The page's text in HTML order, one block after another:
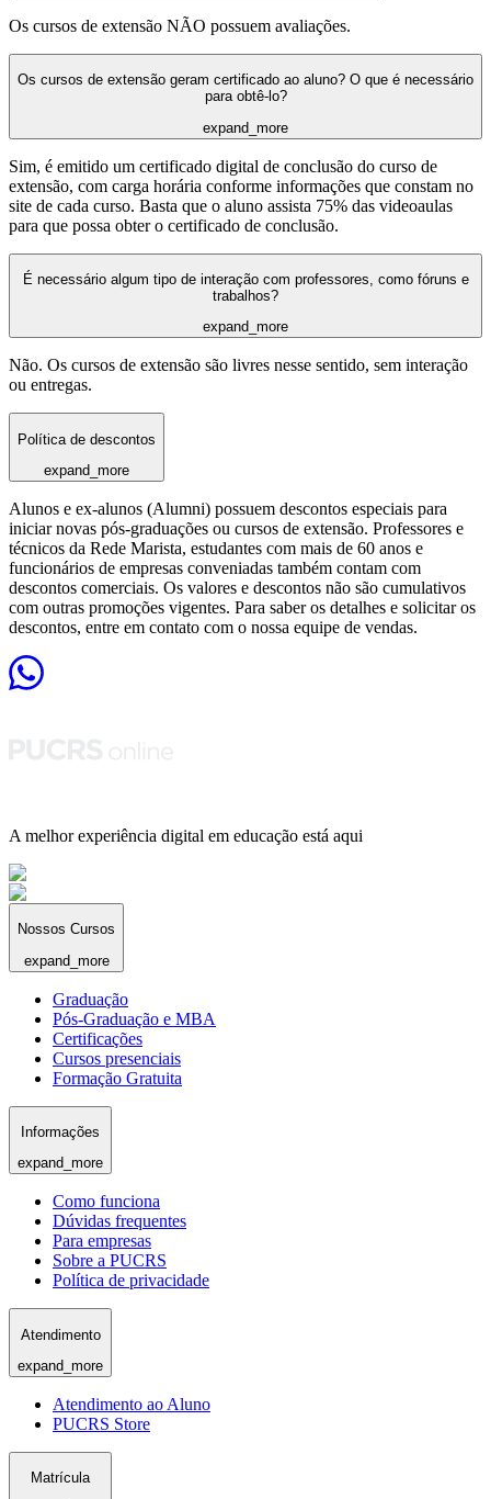
Os cursos de extensão NÃO possuem avaliações.
Os cursos de extensão geram certificado ao aluno? O que é necessário
para obtê-lo?
expand_more
Sim, é emitido um certificado digital de conclusão do curso de
extensão, com carga horária conforme informações que constam no
site de cada curso. Basta que o aluno assista 75% das videoaulas
para que possa obter o certificado de conclusão.
É necessário algum tipo de interação com professores, como fóruns e
trabalhos?
expand_more
Não. Os cursos de extensão são livres nesse sentido, sem interação
ou entregas.
Política de descontos
expand_more
Alunos e ex-alunos (Alumni) possuem descontos especiais para
iniciar novas pós-graduações ou cursos de extensão. Professores e
técnicos da Rede Marista, estudantes com mais de 60 anos e
funcionários de empresas conveniadas também contam com
descontos comerciais. Os valores e descontos não são cumulativos
com outras promoções vigentes. Para saber os detalhes e solicitar os
descontos, entre em contato com o nossa equipe de vendas.
A melhor experiência digital em educação está aqui
Nossos Cursos
expand_more
Graduação
Pós-Graduação e MBA
Certificações
Cursos presenciais
Formação Gratuita
Informações
expand_more
Como funciona
Dúvidas frequentes
Para empresas
Sobre a PUCRS
Política de privacidade
Atendimento
expand_more
Atendimento ao Aluno
PUCRS Store
Matrícula